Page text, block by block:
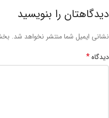
دیدگاهتان را بنویسید
نشانی ایمیل شما منتشر نخواهد شد.
دیدگاه*